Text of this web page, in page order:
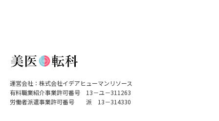
運営会社：株式会社イデアヒューマンリソース
有料職業紹介事業許可番号 13－ユ－311263
労働者派遣事業許可番号 派 13－314330